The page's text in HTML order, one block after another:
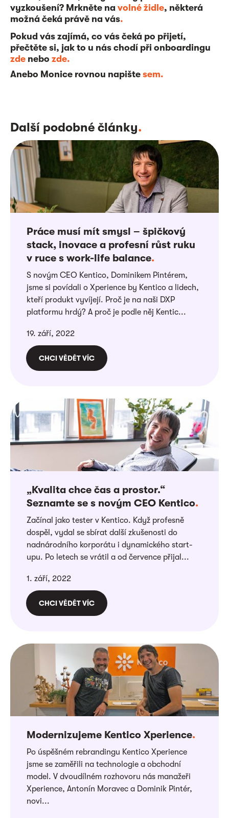
vyzkoušení? Mrkněte na volné židle, některá
možná čeká právě na vás.
Pokud vás zajímá, co vás čeká po přijetí,
přečtěte si, jak to u nás chodí při onboardingu
zde nebo zde.
Anebo Monice rovnou napište sem.
Další podobné články.
Práce musí mít smysl – špičkový
stack, inovace a profesní růst ruku
v ruce s work-life balance.
S novým CEO Kentico, Dominikem Pintérem,
jsme si povídali o Xperience by Kentico a lidech,
kteří produkt vyvíjejí. Proč je na naši DXP
platformu hrdý? A proč je podle něj Kentic...
19. září, 2022
CHCI VĚDĚT VÍC
„Kvalita chce čas a prostor.“
Seznamte se s novým CEO Kentico.
Začínal jako tester v Kentico. Když profesně
dospěl, vydal se sbírat další zkušenosti do
nadnárodního korporátu i dynamického start-
upu. Po letech se vrátil a od července přijal...
1. září, 2022
CHCI VĚDĚT VÍC
Modernizujeme Kentico Xperience.
Po úspěšném rebrandingu Kentico Xperience
jsme se zaměřili na technologie a obchodní
model. V dvoudílném rozhovoru nás manažeři
Xperience, Antonín Moravec a Dominik Pintér,
novi...